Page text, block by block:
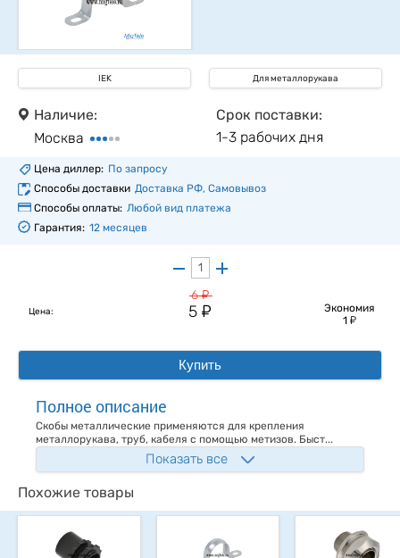
IEK Для металлорукава
Наличие:
Москва
Срок поставки:
1-3 рабочих дня
Цена диллер: По запросу
Способы доставки Доставка РФ, Самовывоз
Способы оплаты: Любой вид платежа
Гарантия: 12 месяцев
Цена:
6у
5у
Экономия
1 у
Купить
Полное описание
Скобы металлические применяются для крепления
металлорукава, труб, кабеля с помощью метизов. Быст...
Показать все
Похожие товары